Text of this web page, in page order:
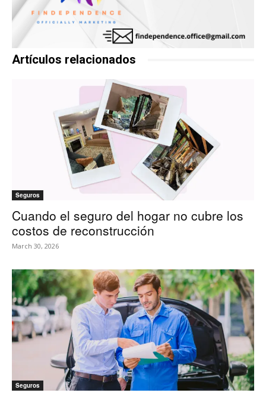
Artículos relacionados
Seguros
Cuando el seguro del hogar no cubre los
costos de reconstrucción
March 30, 2026
Seguros